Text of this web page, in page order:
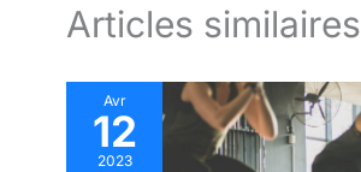
Articles similaires
Avr
12
2023